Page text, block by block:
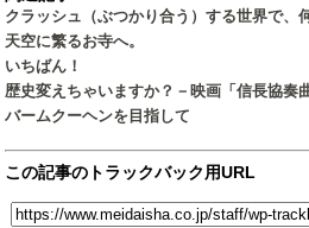
クラッシュ（ぶつかり合う）する世界で、
天空に繁るお寺へ。
いちばん！
歴史変えちゃいますか？－映画「信長協奏曲
バームクーヘンを目指して
この記事のトラックバック用URL